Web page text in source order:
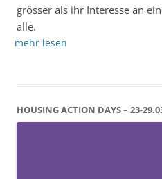
grösser als ihr Interesse an
alle.
mehr lesen
HOUSING ACTION DAYS – 23-